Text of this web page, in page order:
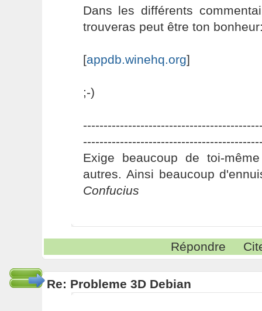
Dans les différents
trouveras peut être ton
[appdb.winehq.org]
;-)
Exige beaucoup de toi-
autres. Ainsi beaucoup
Confucius
Répondre
Re: Probleme 3D Debian